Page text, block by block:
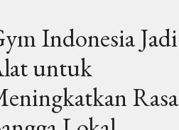
Indonesia Jadi
untuk
Rasa